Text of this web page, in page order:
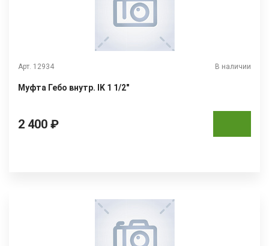
Арт. 12934 В наличии
Муфта Гебо внутр. IK 1 1/2"
2 400 ₽